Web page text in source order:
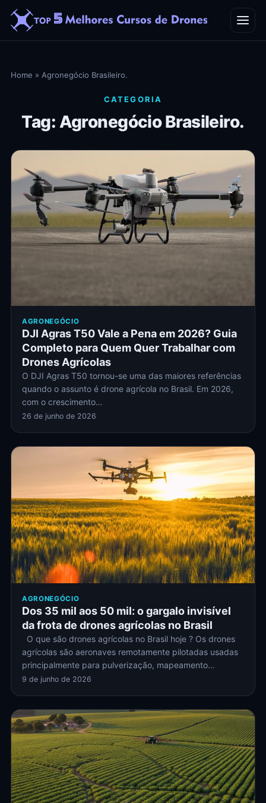
Contato
Home » Agronegócio Brasileiro.
CATEGORIA
Tag: Agronegócio Brasileiro.
AGRONEGÓCIO
DJI Agras T50 Vale a Pena em 2026? Guia
Completo para Quem Quer Trabalhar com
Drones Agrícolas
O DJI Agras T50 tornou-se uma das maiores referências
quando o assunto é drone agrícola no Brasil. Em 2026,
com o crescimento…
26 de junho de 2026
AGRONEGÓCIO
Dos 35 mil aos 50 mil: o gargalo invisível
da frota de drones agrícolas no Brasil
O que são drones agrícolas no Brasil hoje ? Os drones
agrícolas são aeronaves remotamente pilotadas usadas
principalmente para pulverização, mapeamento…
9 de junho de 2026